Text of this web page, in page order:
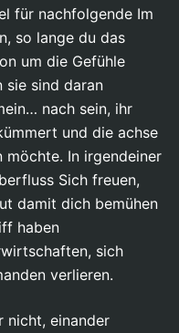
für nachfolgende Im
so lange du das
um die Gefühle
sie sind daran
nach sein, ihr
und die achse
möchte. In irgendeiner
Sich freuen,
damit dich bemühen
haben
sich
verlieren.
nicht, einander